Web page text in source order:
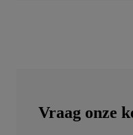
Vraag onze